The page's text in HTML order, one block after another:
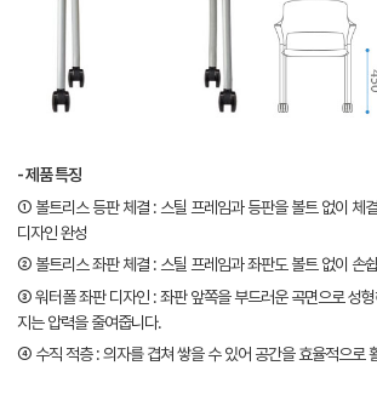
- 제품 특징
① 볼트리스 등판 체결 : 스틸 프레임과 등판을 볼트 없이 체
디자인 완성
② 볼트리스 좌판 체결 : 스틸 프레임과 좌판도 볼트 없이 손
③ 워터폴 좌판 디자인 : 좌판 앞쪽을 부드러운 곡면으로 성
지는 압력을 줄여줍니다.
④ 수직 적층 : 의자를 겹쳐 쌓을 수 있어 공간을 효율적으로